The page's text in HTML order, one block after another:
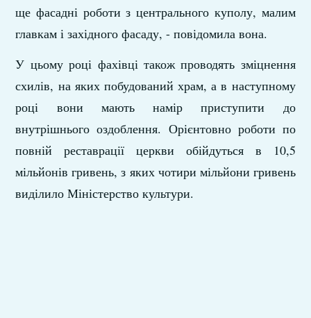
ще фасадні роботи з центрального куполу, малим
главкам і західного фасаду, - повідомила вона.
У цьому році фахівці також проводять зміцнення
схилів, на яких побудований храм, а в наступному
році вони мають намір приступити до
внутрішнього оздоблення. Орієнтовно роботи по
повній реставрації церкви обійдуться в 10,5
мільйонів гривень, з яких чотири мільйони гривень
виділило Міністерство культури.